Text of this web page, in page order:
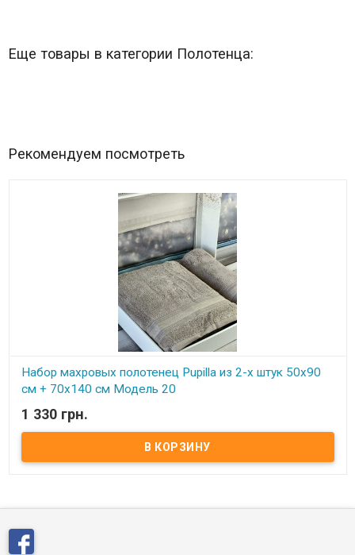
Еще товары в категории Полотенца:
Рекомендуем посмотреть
Набор махровых полотенец Pupilla из 2-х штук 50х90
см + 70х140 см Модель 20
В наличии
Набор махровых полотенец Pupilla из 2-х штук 50х90 см + 70х140
см Комплектация: Размер: 50х90 см - 1 шт. Размер: 70х140 см - 1
шт. Состав: махра, 100% хлопок. Упаковка: подарочная коробка.
1 330 грн.